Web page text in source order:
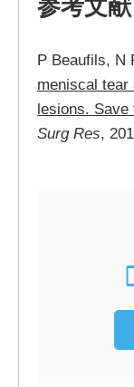
参考文献
P Beaufils, N
meniscal tear
lesions. Save
Surg Res,